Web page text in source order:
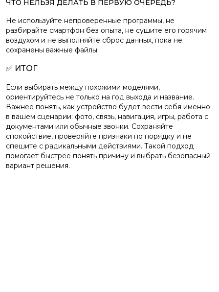
ЧТО НЕЛЬЗЯ ДЕЛАТЬ В ПЕРВУЮ ОЧЕРЕДЬ?
Не используйте непроверенные программы, не
разбирайте смартфон без опыта, не сушите его горячим
воздухом и не выполняйте сброс данных, пока не
сохранены важные файлы.
✅ ИТОГ
Если выбирать между похожими моделями,
ориентируйтесь не только на год выхода и название.
Важнее понять, как устройство будет вести себя именно
в вашем сценарии: фото, связь, навигация, игры, работа с
документами или обычные звонки. Сохраняйте
спокойствие, проверяйте признаки по порядку и не
спешите с радикальными действиями. Такой подход
помогает быстрее понять причину и выбрать безопасный
вариант решения.